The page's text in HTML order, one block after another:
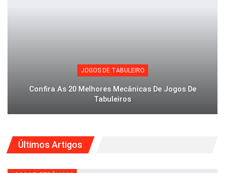
JOGOS DE TABULEIRO
Confira As 20 Melhores Mecânicas De Jogos De
Tabuleiros
Últimos Artigos